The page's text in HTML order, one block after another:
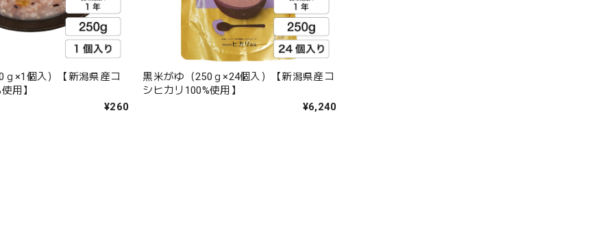
ｇ×1個入）【新潟県産コ
用】
¥260
黒米がゆ（250ｇ×24個入）【新潟県産コ
シヒカリ100%使用】
¥6,240